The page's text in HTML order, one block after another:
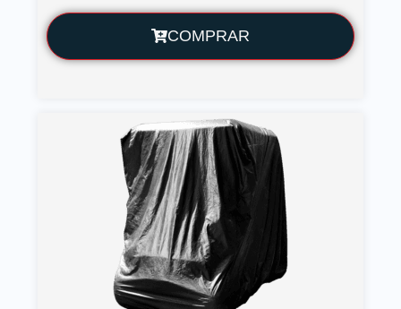
COMPRAR